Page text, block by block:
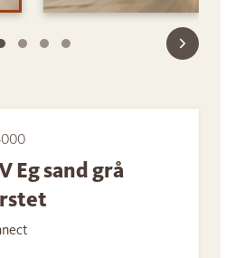
Eg sand grå